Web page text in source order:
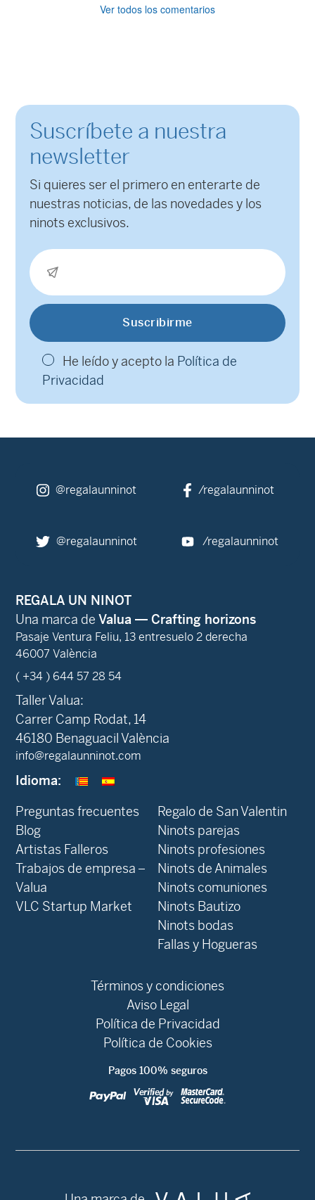
Ver todos los comentarios
Suscríbete a nuestra
newsletter
Si quieres ser el primero en enterarte de
nuestras noticias, de las novedades y los
ninots exclusivos.
He leído y acepto la Política de
Privacidad
@regalaunninot /regalaunninot
@regalaunninot /regalaunninot
REGALA UN NINOT
Una marca de Valua — Crafting horizons
Pasaje Ventura Feliu, 13 entresuelo 2 derecha
46007 València
( +34 ) 644 57 28 54
Taller Valua:
Carrer Camp Rodat, 14
46180 Benaguacil València
info@regalaunninot.com
Idioma:
Preguntas frecuentes
Blog
Artistas Falleros
Trabajos de empresa –
Valua
VLC Startup Market
Regalo de San Valentin
Ninots parejas
Ninots profesiones
Ninots de Animales
Ninots comuniones
Ninots Bautizo
Ninots bodas
Fallas y Hogueras
Términos y condiciones
Aviso Legal
Política de Privacidad
Política de Cookies
Pagos 100% seguros